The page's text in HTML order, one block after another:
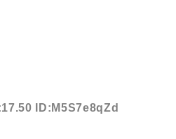
ID:M5S7e8qZd